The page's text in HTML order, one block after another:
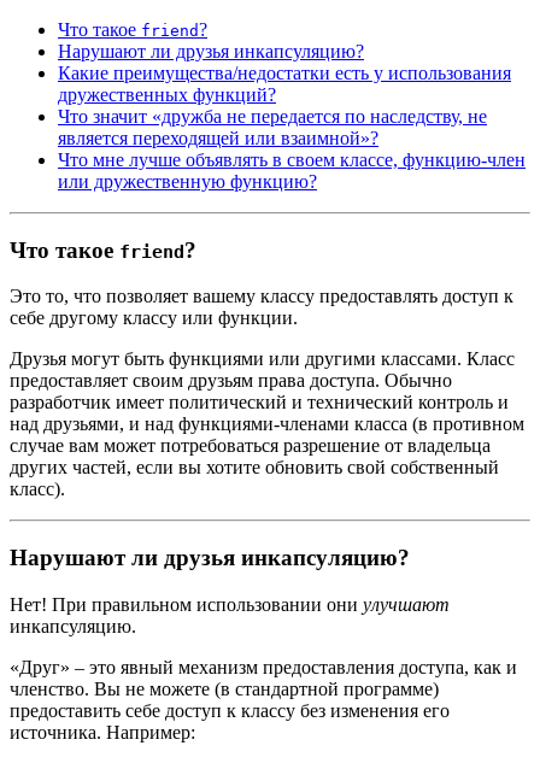
Что такое friend?
Нарушают ли друзья инкапсуляцию?
Какие преимущества/недостатки есть у использования
дружественных функций?
Что значит «дружба не передается по наследству, не
является переходящей или взаимной»?
Что мне лучше объявлять в своем классе, функцию-член
или дружественную функцию?
Что такое friend?
Это то, что позволяет вашему классу предоставлять доступ к
себе другому классу или функции.
Друзья могут быть функциями или другими классами. Класс
предоставляет своим друзьям права доступа. Обычно
разработчик имеет политический и технический контроль и
над друзьями, и над функциями-членами класса (в противном
случае вам может потребоваться разрешение от владельца
других частей, если вы хотите обновить свой собственный
класс).
Нарушают ли друзья инкапсуляцию?
Нет! При правильном использовании они улучшают
инкапсуляцию.
«Друг» – это явный механизм предоставления доступа, как и
членство. Вы не можете (в стандартной программе)
предоставить себе доступ к классу без изменения его
источника. Например: